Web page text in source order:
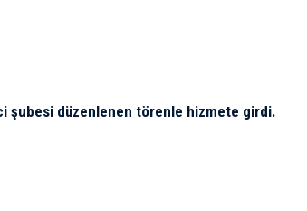
şubesi düzenlenen törenle hizmete girdi.